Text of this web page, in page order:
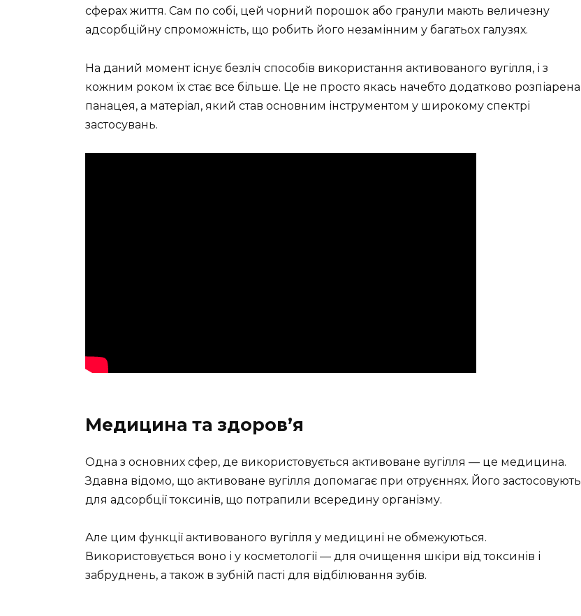
сферах життя. Сам по собі, цей чорний порошок або гранули мають величезну
адсорбційну спроможність, що робить його незамінним у багатьох галузях.
На даний момент існує безліч способів використання активованого вугілля, і з
кожним роком їх стає все більше. Це не просто якась начебто додатково розпіарена
панацея, а матеріал, який став основним інструментом у широкому спектрі
застосувань.
Медицина та здоров’я
Одна з основних сфер, де використовується активоване вугілля — це медицина.
Здавна відомо, що активоване вугілля допомагає при отруєннях. Його застосовують
для адсорбції токсинів, що потрапили всередину організму.
Але цим функції активованого вугілля у медицині не обмежуються.
Використовується воно і у косметології — для очищення шкіри від токсинів і
забруднень, а також в зубній пасті для відбілювання зубів.